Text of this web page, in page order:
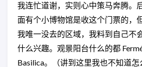
我连忙道谢，实则心中策马奔腾。
面有个小博物馆是收这个门票的，
我唯一没去的区域，我料到自己不
什么兴趣。观景阳台什么的都
Basilica。（讲到这里我也不知道怎